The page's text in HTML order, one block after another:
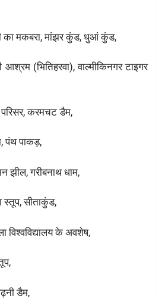
का मकबरा, मांझर कुंड, धुआं कुंड,
आश्रम (भितिहरवा), वाल्मीकिनगर टाइगर
परिसर, करमचट डैम,
पंथ पाकड़,
झील, गरीबनाथ धाम,
स्तूप, सीताकुंड,
विश्वविद्यालय के अवशेष,
डैम,